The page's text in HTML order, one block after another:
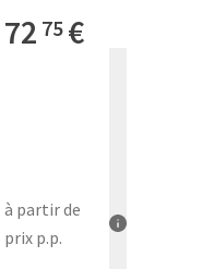
72 75 €
à partir de
prix p.p.